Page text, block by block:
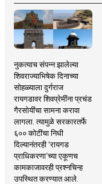
नुकत्याच संपन्न झालेल्या
शिवराज्याभिषेक दिनाच्या
सोहळ्याला दुर्गराज
रायगडावर शिवप्रेमींना प्रचंड
गैरसोयींचा सामना करावा
लागला. त्यामुळे सरकारतर्फे
६०० कोटींचा निधी
दिल्यानंतरही ‘रायगड
प्राधिकरणा’च्या एकूणच
कामकाजावरही प्रश्नचिन्ह
उपस्थित करण्यात आले.